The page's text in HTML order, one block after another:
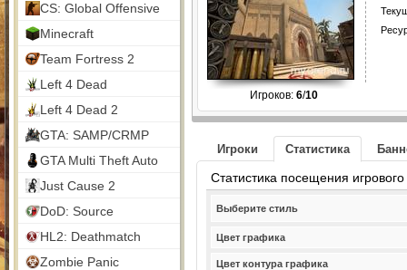
CS: Global Offensive
Minecraft
Team Fortress 2
Left 4 Dead
Left 4 Dead 2
GTA: SAMP/CRMP
GTA Multi Theft Auto
Just Cause 2
DoD: Source
HL2: Deathmatch
Zombie Panic
Игроков: 6/10
Игроки Статистика
Статистика посещения
Выберите стиль
Цвет графика
Цвет контура графика